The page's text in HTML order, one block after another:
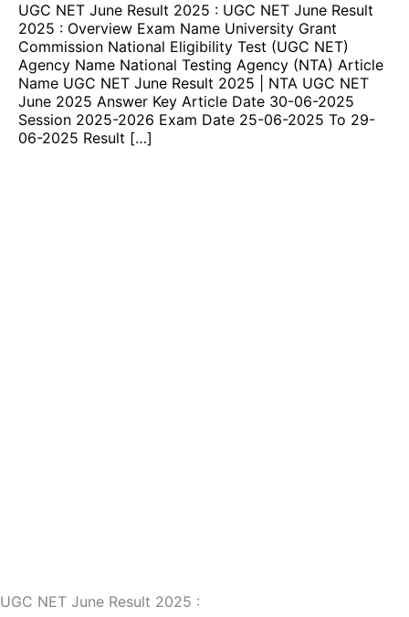
UGC NET June Result 2025 : UGC NET June Result
2025 : Overview Exam Name University Grant
Commission National Eligibility Test (UGC NET)
Agency Name National Testing Agency (NTA) Article
Name UGC NET June Result 2025 | NTA UGC NET
June 2025 Answer Key Article Date 30-06-2025
Session 2025-2026 Exam Date 25-06-2025 To 29-
06-2025 Result […]
UGC NET June Result 2025 :